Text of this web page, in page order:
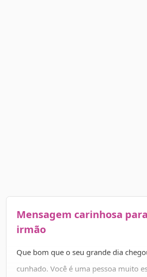
Mensagem carinhosa
irmão
Que bom que o seu grande dia
cunhado. Você é uma pessoa muito